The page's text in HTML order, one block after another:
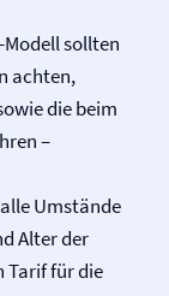
sollten
achten,
die beim
–
Umstände
Alter der
Tarif für die